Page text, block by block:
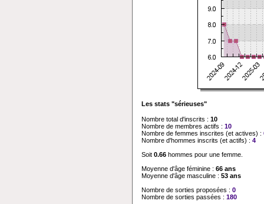
Les stats "sérieuses"
Nombre total d'inscrits : 10
Nombre de membres actifs : 10
Nombre de femmes inscrites (et actives) :
Nombre d'hommes inscrits (et actifs) : 4
Soit 0.66 hommes pour une femme.
Moyenne d'âge féminine : 66 ans
Moyenne d'âge masculine : 53 ans
Nombre de sorties proposées : 0
Nombre de sorties passées : 180